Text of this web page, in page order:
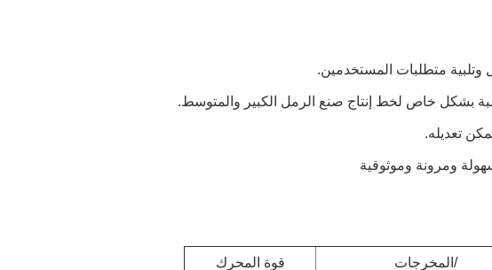
/المخرجات قوة المحرك